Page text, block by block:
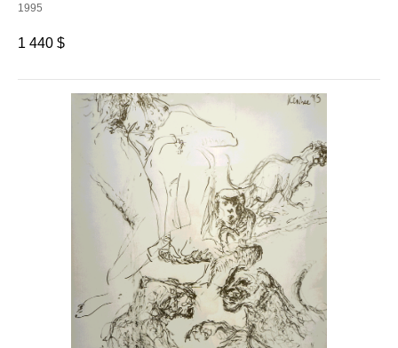
1995
1 440 $